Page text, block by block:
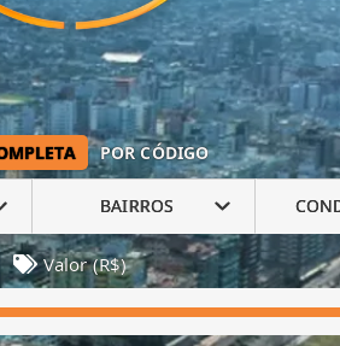
POR CÓDIGO
BAIRROS
Valor (R$)